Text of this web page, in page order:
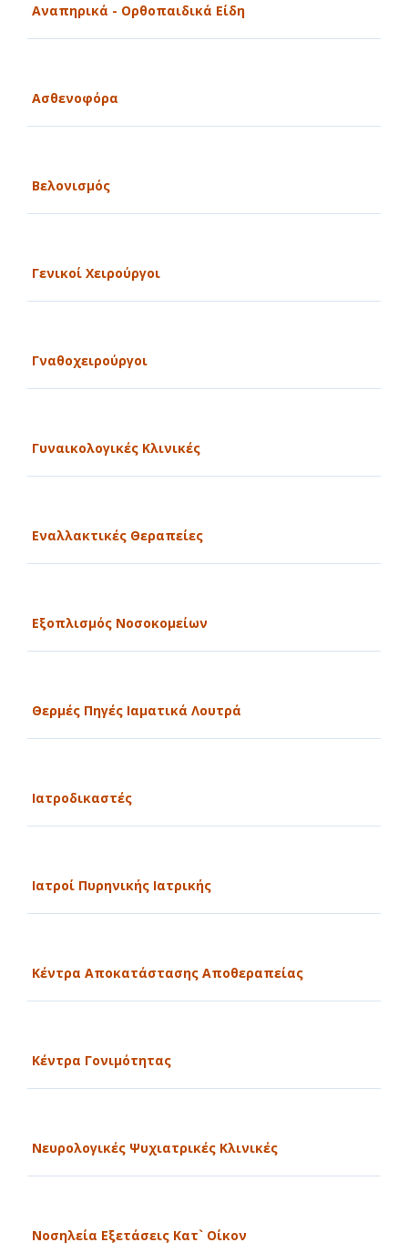
Αναπηρικά - Ορθοπαιδικά Είδη
Ασθενοφόρα
Βελονισμός
Γενικοί Χειρούργοι
Γναθοχειρούργοι
Γυναικολογικές Κλινικές
Εναλλακτικές Θεραπείες
Εξοπλισμός Νοσοκομείων
Θερμές Πηγές Ιαματικά Λουτρά
Ιατροδικαστές
Ιατροί Πυρηνικής Ιατρικής
Κέντρα Αποκατάστασης Αποθεραπείας
Κέντρα Γονιμότητας
Νευρολογικές Ψυχιατρικές Κλινικές
Νοσηλεία Εξετάσεις Κατ` Οίκον